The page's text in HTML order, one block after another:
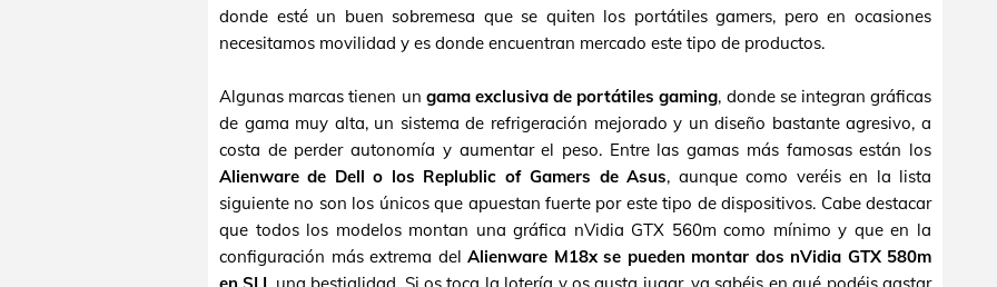
donde esté un buen sobremesa que se quiten los portátiles gamers, pero en ocasiones
necesitamos movilidad y es donde encuentran mercado este tipo de productos.
Algunas marcas tienen un gama exclusiva de portátiles gaming, donde se integran gráficas
de gama muy alta, un sistema de refrigeración mejorado y un diseño bastante agresivo, a
costa de perder autonomía y aumentar el peso. Entre las gamas más famosas están los
Alienware de Dell o los Replublic of Gamers de Asus, aunque como veréis en la lista
siguiente no son los únicos que apuestan fuerte por este tipo de dispositivos. Cabe destacar
que todos los modelos montan una gráfica nVidia GTX 560m como mínimo y que en la
configuración más extrema del Alienware M18x se pueden montar dos nVidia GTX 580m